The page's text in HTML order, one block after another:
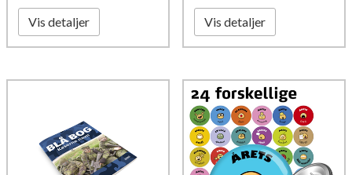
Vis detaljer Vis detaljer